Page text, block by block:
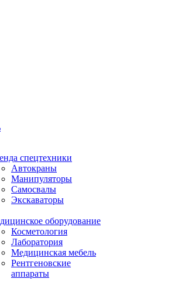
спецтехники
Автокраны
Манипуляторы
Самосвалы
Экскаваторы
оборудование
Косметология
Лаборатория
Медицинская мебель
Рентгеновские
аппараты